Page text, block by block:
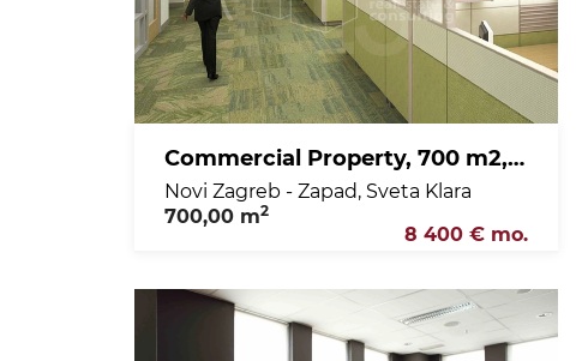
Commercial Property, 700 m2, For Rent, Novi Zagreb - Zapad - Sveta Klara
Novi Zagreb - Zapad, Sveta Klara
700,00 m2
8 400 € mo.